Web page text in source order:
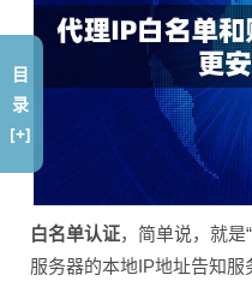
白名单认证，简单说，就是
服务器的本地IP地址告知
目
录
[+]